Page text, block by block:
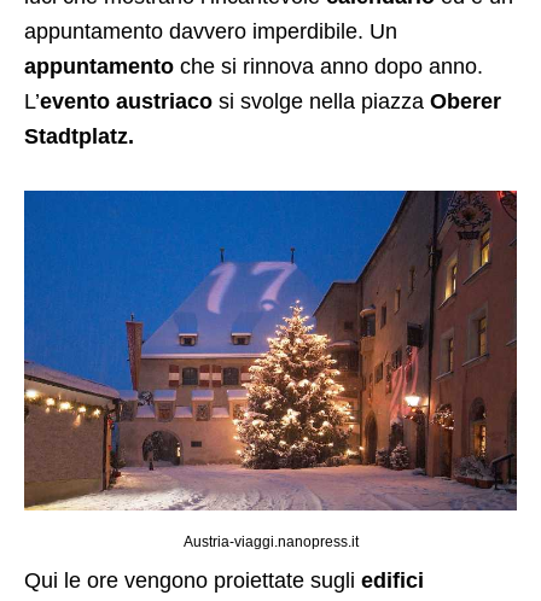
appuntamento davvero imperdibile. Un
appuntamento che si rinnova anno dopo anno.
L’evento austriaco si svolge nella piazza Oberer
Stadtplatz.
Austria-viaggi.nanopress.it
Qui le ore vengono proiettate sugli edifici